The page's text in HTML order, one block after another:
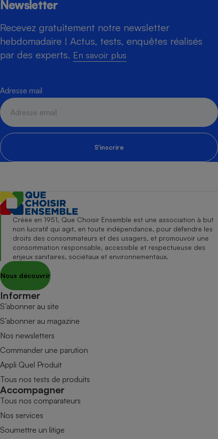
Newsletter
Recevez gratuitement notre newsletter
hebdomadaire ! Actus, tests, enquêtes réalisés
par des experts. En savoir plus
Adresse mail
S'inscrire
Créée en 1951, Que Choisir Ensemble est une association à but
non lucratif qui agit, en toute indépendance, pour défendre les
droits des consommateurs et des usagers, et promouvoir une
consommation responsable, accessible et respectueuse des
enjeux sanitaires, sociétaux et environnementaux.
Nous découvrir
Informer
S’abonner au site
S’abonner au magazine
Nos newsletters
Commander une parution
Appli Quel Produit
Tous nos tests de produits
Accompagner
Tous nos comparateurs
Nos services
Soumettre un litige